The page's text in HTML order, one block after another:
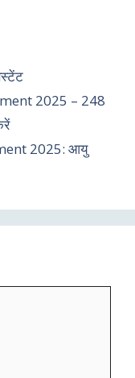
2025 – 248
2025: आयु